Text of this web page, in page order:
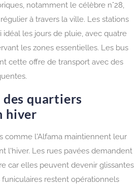
notamment le célèbre n°28,
à travers la ville. Les stations
les jours de pluie, avec quatre
les zones essentielles. Les bus
cette offre de transport avec des
quartiers
hiver
comme l'Alfama maintiennent leur
l'hiver. Les rues pavées demandent
car elles peuvent devenir glissantes
restent opérationnels